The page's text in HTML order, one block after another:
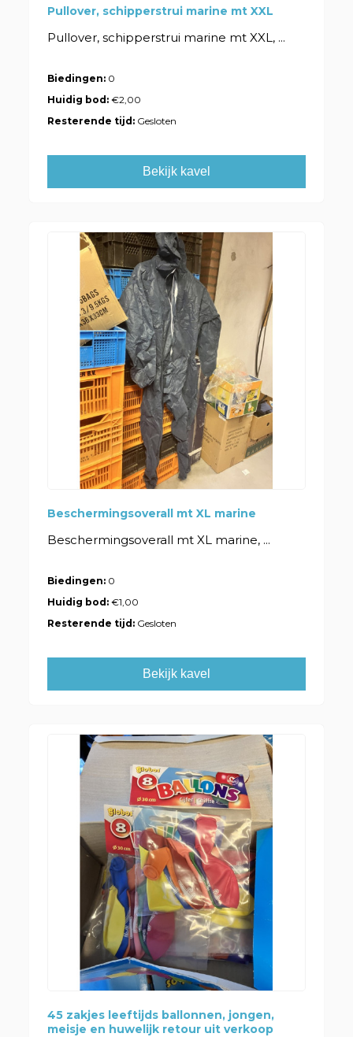
Pullover, schipperstrui marine mt XXL
Pullover, schipperstrui marine mt XXL, ...
Biedingen: 0
Huidig bod:€2,00
Resterende tijd: Gesloten
Bekijk kavel
Beschermingsoverall mt XL marine
Beschermingsoverall mt XL marine, ...
Biedingen: 0
Huidig bod:€1,00
Resterende tijd: Gesloten
Bekijk kavel
45 zakjes leeftijds ballonnen, jongen,
meisje en huwelijk retour uit verkoop